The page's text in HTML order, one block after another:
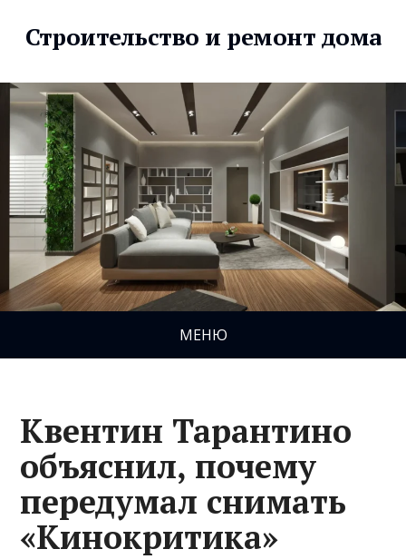
Строительство и ремонт дома
МЕНЮ
Квентин Тарантино
объяснил, почему
передумал снимать
«Кинокритика»